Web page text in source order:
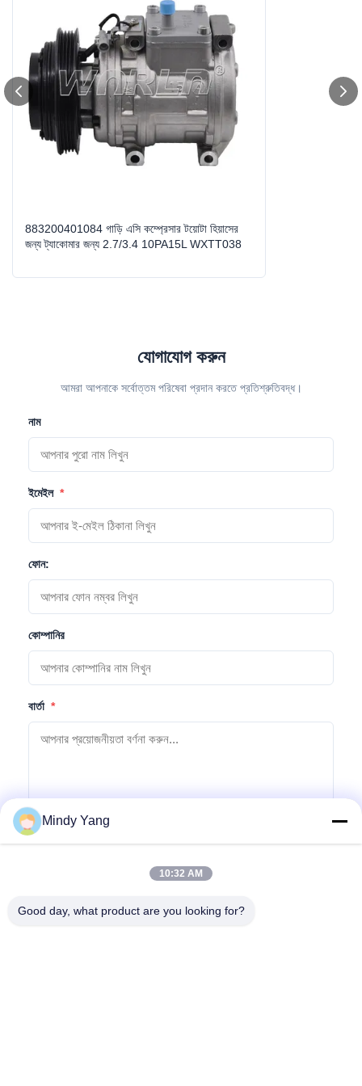
Size: স্ট্যান্ডার্ড আকার
Compressor Type:
Grooves:
883200401084 গাড়ি এসি কম্প্রেসার টয়োটা হিয়াসের
জন্য ট্যাকোমার জন্য 2.7/3.4 10PA15L WXTT038
যোগাযোগ করুন
আমরা আপনাকে সর্বোত্তম পরিষেবা প্রদান করতে প্রতিশ্রুতিবদ্ধ।
নাম
ইমেইল *
ফোন:
কোম্পানির
বার্তা *
Mindy Yang
10:32 AM
Good day, what product are you looking for?